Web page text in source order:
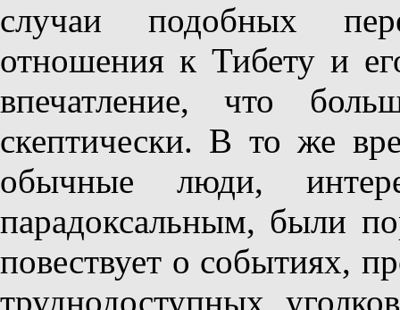
случаи подобных
отношения к Тибету и
впечатление, что
скептически. В то же
обычные люди,
парадоксальным, были
повествует о событиях,
труднодоступных